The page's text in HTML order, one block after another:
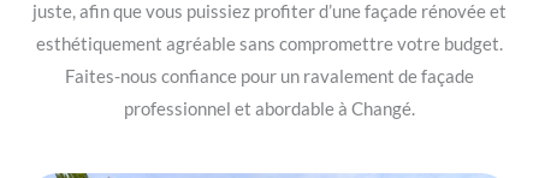
juste, afin que vous puissiez profiter d’une façade rénovée et
esthétiquement agréable sans compromettre votre budget.
Faites-nous confiance pour un ravalement de façade
professionnel et abordable à Changé.